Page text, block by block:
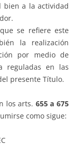
bien a la actividad
se refiere este
la realización
por medio de
reguladas en las
presente Título.
los arts. 655 a 675
como sigue: